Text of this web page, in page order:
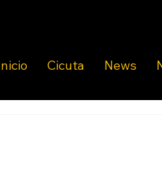
Cicuta News